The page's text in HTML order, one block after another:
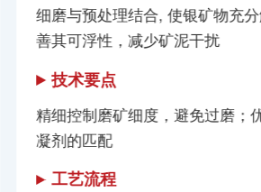
细磨与预处理结合, 使银矿物充
善其可浮性，减少矿泥干扰
技术要点
精细控制磨矿细度，避免过磨；
凝剂的匹配
工艺流程